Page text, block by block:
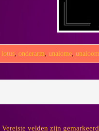
lotus ,onderarm ,unalome ,unaloom
Vereiste velden zijn